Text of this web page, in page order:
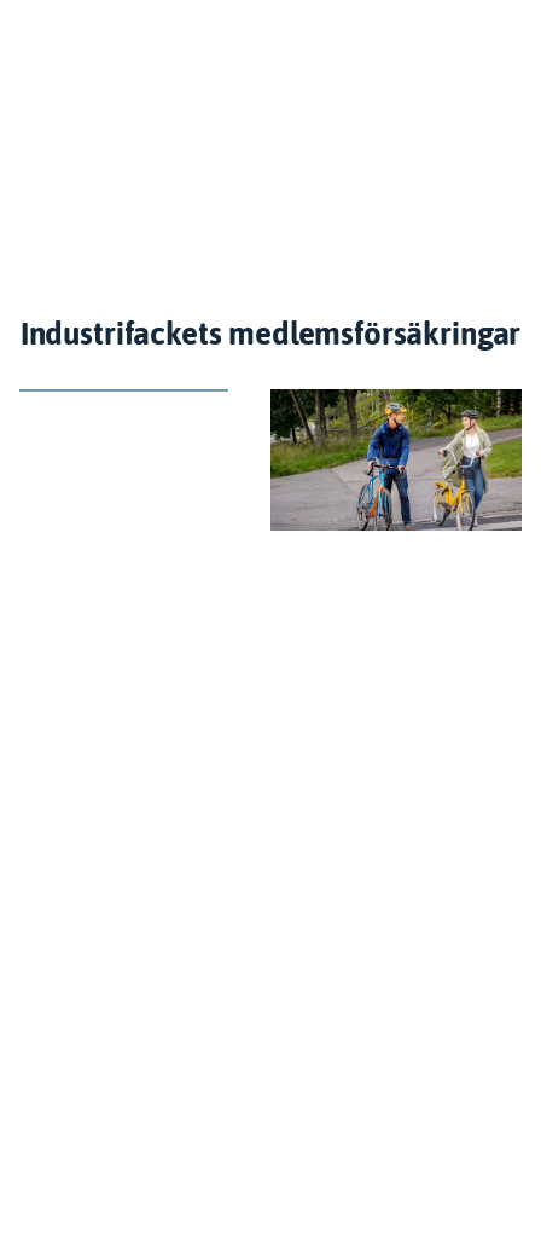
Industrifackets medlemsförsäkringar